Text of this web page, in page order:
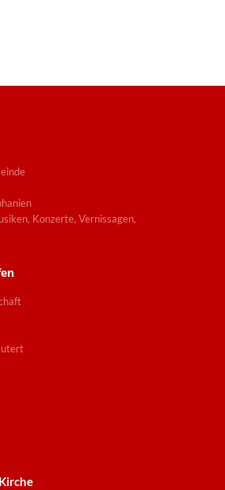
Konzerte, Vernissagen,